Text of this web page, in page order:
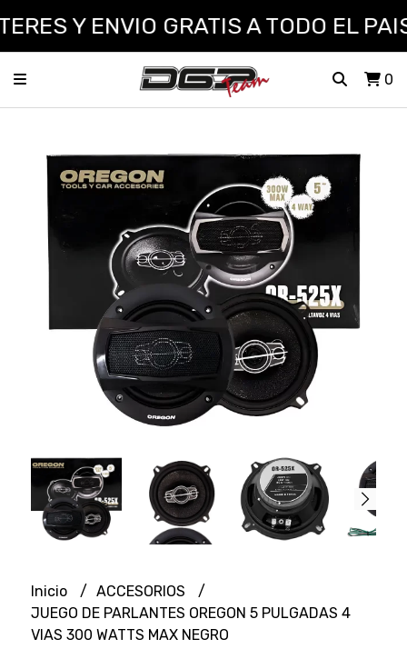
Y ENVIO GRATIS A TODO EL
0
Inicio
ACCESORIOS
JUEGO DE PARLANTES OREGON 5 PULGADAS 4
VIAS 300 WATTS MAX NEGRO